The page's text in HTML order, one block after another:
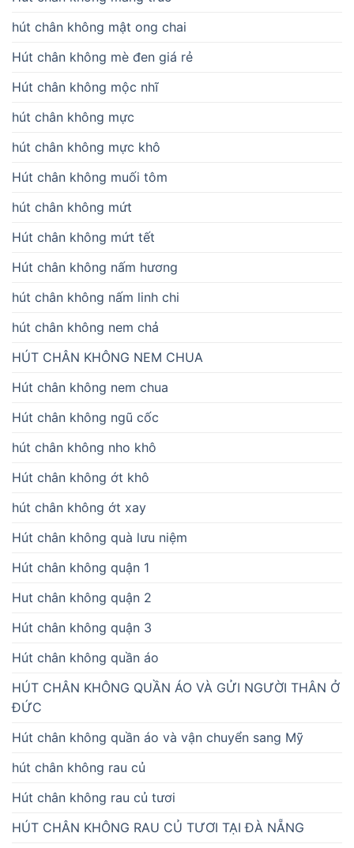
hút chân không mật ong chai
Hút chân không mè đen giá rẻ
Hút chân không mộc nhĩ
hút chân không mực
hút chân không mực khô
Hút chân không muối tôm
hút chân không mứt
Hút chân không mứt tết
Hút chân không nấm hương
hút chân không nấm linh chi
hút chân không nem chả
HÚT CHÂN KHÔNG NEM CHUA
Hút chân không nem chua
Hút chân không ngũ cốc
hút chân không nho khô
Hút chân không ớt khô
hút chân không ớt xay
Hút chân không quà lưu niệm
Hút chân không quận 1
Hut chân không quận 2
Hút chân không quận 3
Hút chân không quần áo
HÚT CHÂN KHÔNG QUẦN ÁO VÀ GỬI NGƯỜI THÂN Ở
ĐỨC
Hút chân không quần áo và vận chuyển sang Mỹ
hút chân không rau củ
Hút chân không rau củ tươi
HÚT CHÂN KHÔNG RAU CỦ TƯƠI TẠI ĐÀ NẴNG